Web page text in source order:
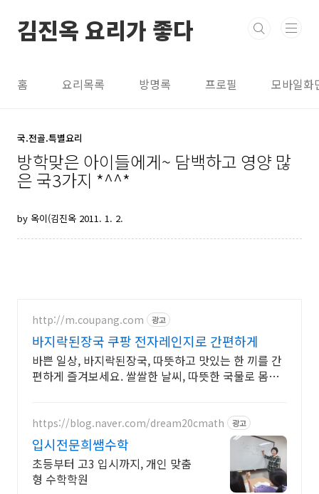
김진옥 요리가 좋다
홈 요리목록 방명록 프로필 모바일화
국.전골.특별요리
방학맞은 아이들에게~ 담백하고 영양 많
은 국3가지 *^^*
by 옥이(김진옥 2011. 1. 2.
http://m.coupang.com 광고
바지락된장국 쿠팡 전자레인지로 간편하게
바쁜 일상, 바지락된장국, 따뜻하고 맛있는 한 끼를 간
편하게 즐겨보세요. 쌀쌀한 날씨, 따뜻한 국물로 몸을
https://blog.naver.com/dream20cmath 광고
입시전문희쌤수학
초등부터 고3 입시까지, 개인 맞춤
형 수학학원